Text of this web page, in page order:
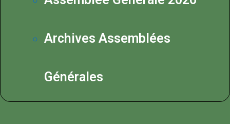
Archives Assemblées
Générales